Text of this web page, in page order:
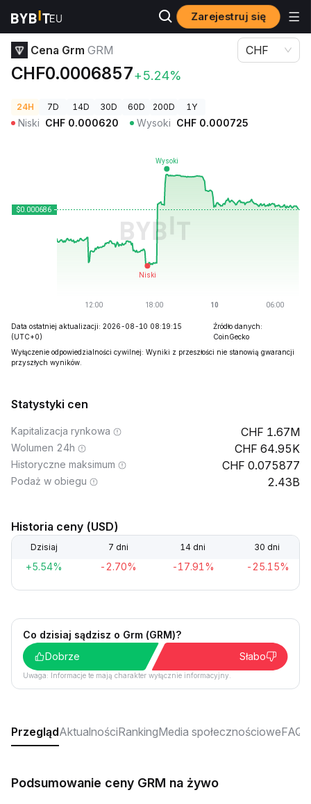
Zarejestruj się
Ceny kryptowalut
Cena Grm GRM
CHF0.0006857+5.24%
CHF
24H 7D 14D 30D 60D 200D 1Y
Niski CHF 0.000620 Wysoki CHF 0.000725
Data ostatniej aktualizacji: 2026-08-10 08:19:15
(UTC+0)
Źródło danych:
CoinGecko
Wyłączenie odpowiedzialności cywilnej: Wyniki z przeszłości nie stanowią gwarancji
przyszłych wyników.
Statystyki cen
Kapitalizacja rynkowa 1.67M
Wolumen 24h 64.95K
Historyczne maksimum 0.075877
Podaż w obiegu 2.43B
Historia ceny (USD)
Dzisiaj 7 dni 14 dni 30 dni
+5.54% -2.70% -17.91% -25.15%
Co dzisiaj sądzisz o Grm (GRM)?
Dobrze
Słabo
Uwaga: Informacje te mają charakter wyłącznie informacyjny.
PrzeglądAktualnościRankingMedia społecznościoweFAQ
Podsumowanie ceny GRM na żywo